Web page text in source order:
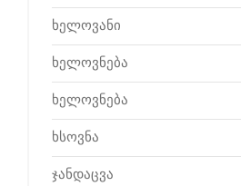
ხელოვანი
ხელოვნება
ხელოვნება
ხსოვნა
ჯანდაცვა